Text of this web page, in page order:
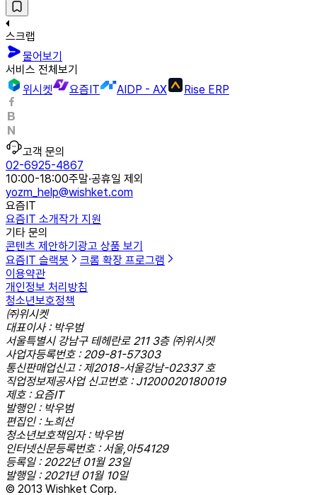
스크랩
물어보기
서비스 전체보기
위시켓
요즘IT AIDP - AX Rise ERP
고객 문의
02-6925-4867
10:00-18:00주말·공휴일 제외
yozm_help@wishket.com
요즘IT
요즘IT 소개작가 지원
기타 문의
콘텐츠 제안하기 광고 상품 보기
요즘IT 슬랙봇
크롬 확장 프로그램
이용약관
개인정보 처리방침
청소년보호정책
㈜위시켓
대표이사 : 박우범
서울특별시 강남구 테헤란로 211 3층 ㈜위시켓
사업자등록번호 : 209-81-57303
통신판매업신고 : 제2018-서울강남-02337 호
직업정보제공사업 신고번호 : J1200020180019
제호 : 요즘IT
발행인 : 박우범
편집인 : 노희선
청소년보호책임자 : 박우범
인터넷신문등록번호 : 서울,아54129
등록일 : 2022년 01월 23일
발행일 : 2021년 01월 10일
© 2013 Wishket Corp.